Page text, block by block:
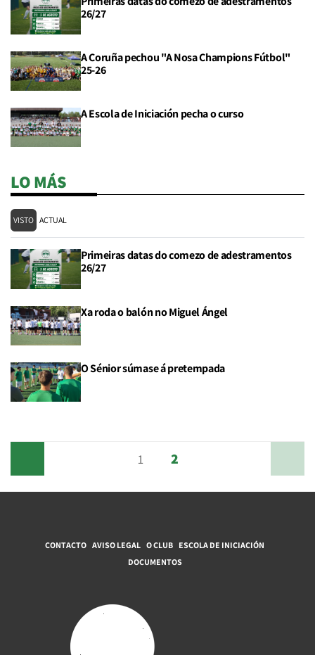
26/27
A Coruña pechou "A Nosa Champions Fútbol"
25-26
A Escola de Iniciación pecha o curso
LO MÁS
VISTO ACTUAL
Primeiras datas do comezo de adestramentos
26/27
Xa roda o balón no Miguel Ángel
O Sénior súmase á pretempada
1 2
CONTACTO AVISO LEGAL O CLUB ESCOLA DE INICIACIÓN
DOCUMENTOS